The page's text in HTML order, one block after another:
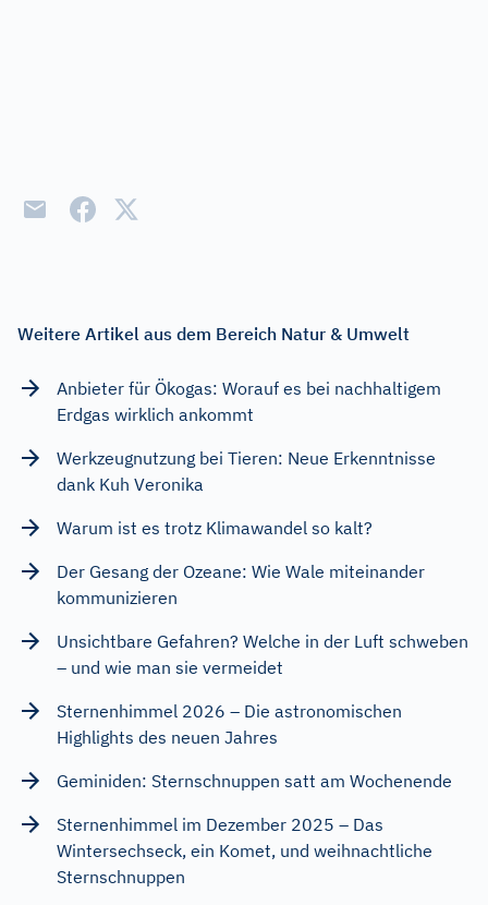
Weitere Artikel aus dem Bereich Natur & Umwelt
Anbieter für Ökogas: Worauf es bei nachhaltigem
Erdgas wirklich ankommt
Werkzeugnutzung bei Tieren: Neue Erkenntnisse
dank Kuh Veronika
Warum ist es trotz Klimawandel so kalt?
Der Gesang der Ozeane: Wie Wale miteinander
kommunizieren
Unsichtbare Gefahren? Welche in der Luft schweben
– und wie man sie vermeidet
Sternenhimmel 2026 – Die astronomischen
Highlights des neuen Jahres
Geminiden: Sternschnuppen satt am Wochenende
Sternenhimmel im Dezember 2025 – Das
Wintersechseck, ein Komet, und weihnachtliche
Sternschnuppen